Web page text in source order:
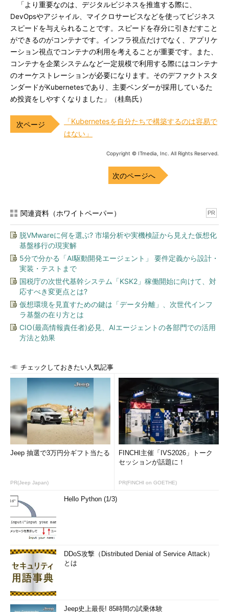
「より重要なのは、デジタルビジネスを推進する際に、
DevOpsやアジャイル、マイクロサービスなどを使ってビジネス
スピードを与えられることです。スピードを存分に引きだすこと
ができるのがコンテナです。インフラ視点だけでなく、アプリケ
ーション視点でコンテナの利用を考えることが重要です。また、
コンテナを企業システムなど一定規模で利用する際にはコンテナ
のオーケストレーションが必要になります。そのデファクトスタ
ンダードがKubernetesであり、主要ベンダーが採用しているた
め投資をしやすくなりました」（桂島氏）
「Kubernetesを自分たちで構築するのは容易で
はない」
Copyright © ITmedia, Inc. All Rights Reserved.
次のページへ
関連資料（ホワイトペーパー） PR
脱VMwareに何を選ぶ? 市場分析や実機検証から見えた仮想化
基盤移行の現実解
5分で分かる「AI駆動開発エージェント」 要件定義から設計・
実装・テストまで
国税庁の次世代基幹システム「KSK2」稼働開始に向けて、対
応すべき変更点とは?
仮想環境を見直すための鍵は「データ分離」、次世代インフ
ラ基盤の在り方とは
CIO(最高情報責任者)必見、AIエージェントの各部門での活用
方法と効果
チェックしておきたい人気記事
Jeep 抽選で3万円分ギフト当たる
PR(Jeep Japan)
FINCHI主催「IVS2026」トーク
セッションが話題に！
PR(FINCHI on GOETHE)
Hello Python (1/3)
DDoS攻撃（Distributed Denial of Service Attack）
とは
Jeep史上最長! 85時間の試乗体験